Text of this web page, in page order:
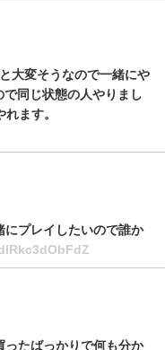
大変そうなので一緒にや
同じ状態の人やりまし
ます。
プレイしたいので誰か
たばっかりで何も分か